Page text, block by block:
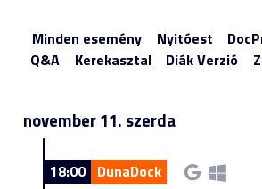
Minden esemény Nyitóest
Q&A
Kerekasztal Diák Verzió
november 11. szerda
18:00 DunaDock